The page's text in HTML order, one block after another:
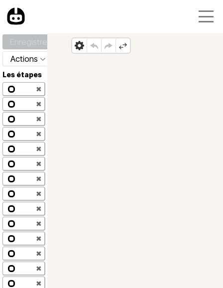
Actions
Les étapes
✖
✖
✖
✖
✖
✖
✖
✖
✖
✖
✖
✖
✖
✖